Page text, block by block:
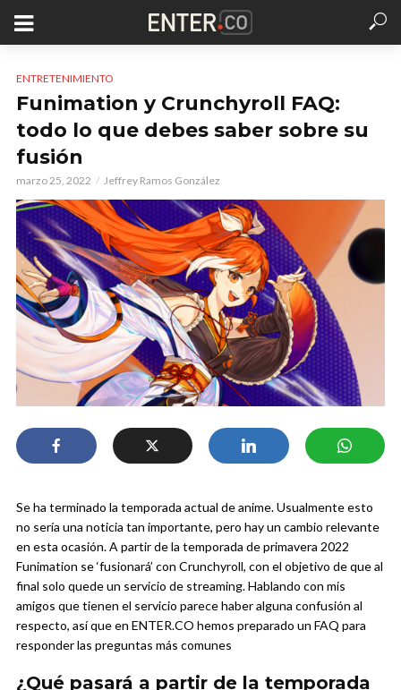
ENTRETENIMIENTO
Funimation y Crunchyroll FAQ:
todo lo que debes saber sobre su
fusión
marzo 25, 2022 Jeffrey Ramos González
Se ha terminado la temporada actual de anime. Usualmente esto
no sería una noticia tan importante, pero hay un cambio relevante
en esta ocasión. A partir de la temporada de primavera 2022
Funimation se ‘fusionará’ con Crunchyroll, con el objetivo de que al
final solo quede un servicio de streaming. Hablando con mis
amigos que tienen el servicio parece haber alguna confusión al
respecto, así que en ENTER.CO hemos preparado un FAQ para
responder las preguntas más comunes
¿Qué pasará a partir de la temporada